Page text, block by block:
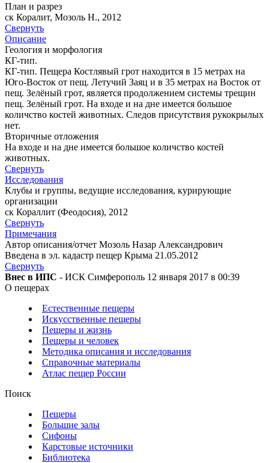
План и разрез
ск Коралит, Мозоль Н., 2012
Свернуть
Описание
Геология и морфология
КГ-тип.
КГ-тип. Пещера Костлявый грот находится в 15 метрах на
Юго-Восток от пещ. Летучий Заяц и в 35 метрах на Восток от
пещ. Зелёный грот, является продолжением системы трещин
пещ. Зелёный грот. На входе и на дне имеется большое
количство костей животных. Следов присутствия рукокрылых
нет.
Вторичные отложения
На входе и на дне имеется большое количство костей
животных.
Свернуть
Исследования
Клубы и группы, ведущие исследования, курирующие
организации
ск Кораллит (Феодосия), 2012
Свернуть
Примечания
Автор описания/отчет Мозоль Назар Александрович
Введена в эл. кадастр пещер Крыма 21.05.2012
Свернуть
Внес в ИПС - ИСК Симферополь 12 января 2017 в 00:39
О пещерах
Естественные пещеры
Искусственные пещеры
Пещеры и жизнь
Пещеры и человек
Методика описания и исследования
Справочные материалы
Атлас пещер России
Поиск
Пещеры
Большие залы
Сифоны
Карстовые источники
Библиотека